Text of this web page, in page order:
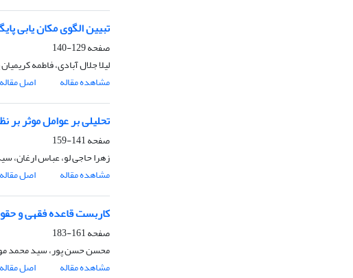
تبیین الگوی مکان یابی
صفحه129-140
لیلا جلال آبادی، فاطمه
مشاهده مقاله
اصل مقاله
تحلیلی بر عوامل موثر
صفحه141-159
زهرا حاجی لو، عباس ارغان،
مشاهده مقاله
اصل مقاله
کاربست قاعده فقهی و
صفحه161-183
محسن حسن پور، سید محمد
مشاهده مقاله
اصل مقاله